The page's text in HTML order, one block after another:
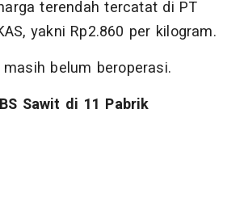
terendah tercatat di PT
yakni Rp2.860 per kilogram.
masih belum beroperasi.
Sawit di 11 Pabrik